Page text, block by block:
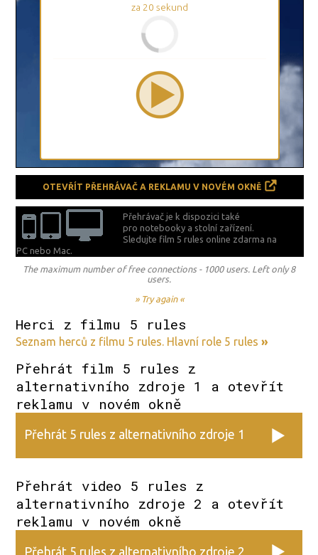
za 20 sekund
OTEVŘÍT PŘEHRÁVAČ A REKLAMU V NOVÉM OKNĚ
Přehrávač je k dispozici také
pro notebooky a stolní zařízení.
Sledujte film 5 rules online zdarma na
PC nebo Mac.
The maximum number of free connections - 1000 users. Left only 8
users.
» Try again «
Herci z filmu 5 rules
Seznam herců z filmu 5 rules. Hlavní role 5 rules »
Přehrát film 5 rules z
alternativního zdroje 1 a otevřít
reklamu v novém okně
Přehrát 5 rules z alternativního zdroje 1
Přehrát video 5 rules z
alternativního zdroje 2 a otevřít
reklamu v novém okně
Přehrát 5 rules z alternativního zdroje 2